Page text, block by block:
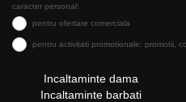
caracter personal:
pentru ofertare comerciala
pentru activitati promotionale: promotii,
Incaltaminte dama
Incaltaminte barbati